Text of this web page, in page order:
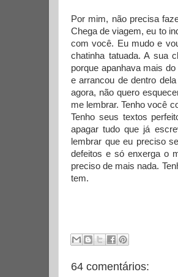
Por mim, não precisa
Chega de viagem, eu to
com você. Eu mudo e
chatinha tatuada. A sua
porque apanhava mais
e arrancou de dentro
agora, não quero
me lembrar. Tenho você
Tenho seus textos
apagar tudo que já
lembrar que eu preciso
defeitos e só enxerga o
preciso de mais nada.
tem.
64 comentários: